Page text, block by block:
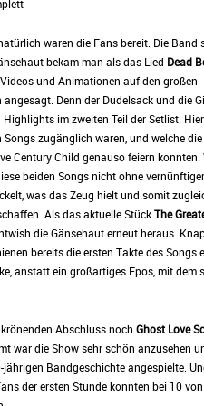
waren die Fans bereit. Die Band
bekam man als das Lied Dead
und Animationen auf den großen
Denn der Dudelsack und die
im zweiten Teil der Setlist.
zugänglich waren, und welche
Century Child genauso feiern konnten.
beiden Songs nicht ohne
was das Zeug hielt und somit
Als das aktuelle StückThe
die Gänsehaut erneut heraus.
bereits die ersten Takte des Songs
anstatt ein großartiges Epos, mit dem
Abschluss noch Ghost Love
war die Show sehr schön anzusehen
Bandgeschichte angespielte.
der ersten Stunde konnten bei 10